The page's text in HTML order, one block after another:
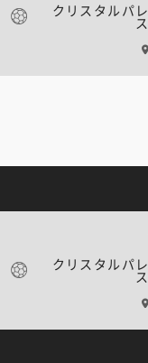
クリスタルパレ
ス
クリスタルパレ
ス